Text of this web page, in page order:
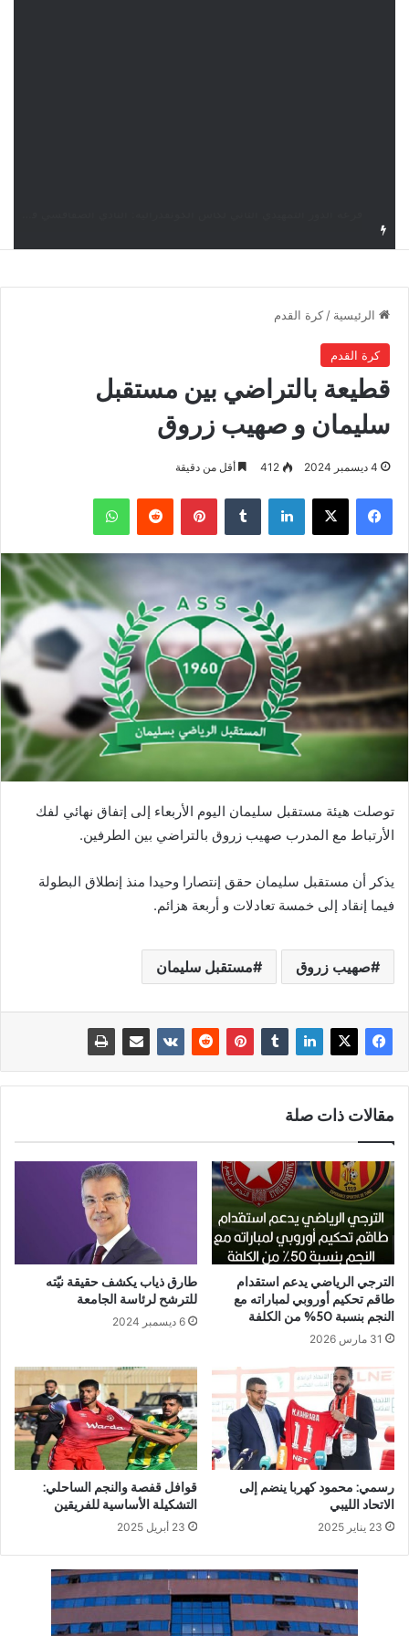
الرئيسية / كرة القدم
كرة القدم
قطيعة بالتراضي بين مستقبل
سليمان و صهيب زروق
4 ديسمبر 2024 412 أقل من دقيقة
فيسبوك ‫X لينكدإن بينتيريست واتساب
توصلت هيئة مستقبل سليمان اليوم الأربعاء إلى إتفاق نهائي لفك
الأرتباط مع المدرب صهيب زروق بالتراضي بين الطرفين.
يذكر أن مستقبل سليمان حقق إنتصارا وحيدا منذ إنطلاق البطولة
فيما إنقاد إلى خمسة تعادلات و أربعة هزائم.
صهيب زروق مستقبل سليمان
مقالات ذات صلة
الترجي الرياضي يدعم استقدام
طاقم تحكيم أوروبي لمباراته مع
النجم بنسبة 50% من الكلفة
31 مارس 2026
طارق ذياب يكشف حقيقة نيّته
للترشح لرئاسة الجامعة
6 ديسمبر 2024
رسمي: محمود كهربا ينضم إلى
الاتحاد الليبي
23 يناير 2025
قوافل قفصة والنجم الساحلي:
التشكيلة الأساسية للفريقين
23 أبريل 2025